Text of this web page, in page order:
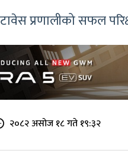
प्रणालीको सफल
२०८२ असोज १८ गते १९:३२